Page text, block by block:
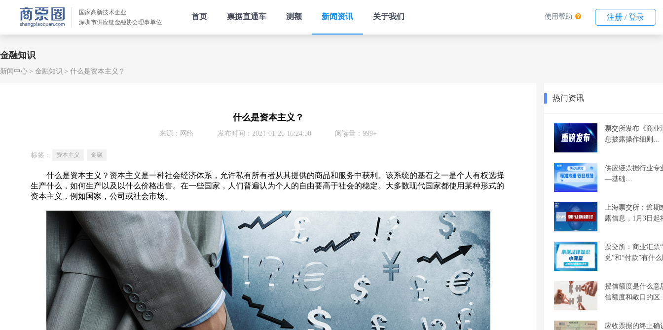
国家高新技术企业
深圳市供应链金融协会理事单位
首页 票据直通车 测额 新闻资讯 关于我们 使用帮助 注册 / 登录
金融知识
新闻中心 金融知识 什么是资本主义？
什么是资本主义？
来源：网络 发布时间：2021-01-26 16:24:50 阅读量：999+
标签： 资本主义 金融
什么是资本主义？资本主义是一种社会经济体系，允许私有所有者从其提供的商品和服务中获利。该系统的基石之一是个人有权选择
生产什么，如何生产以及以什么价格出售。在一些国家，人们普遍认为个人的自由要高于社会的稳定。大多数现代国家都使用某种形式的
资本主义，例如国家，公司或社会市场。
热门资讯
票交所发布《商业
息披露操作细则…
供应链票据行业专
—基础…
上海票交所：逾期
露信息，1月3日
票交所：商业汇票
兑”和“付款”有什
授信额度是什么意
信额度和敞口的
应收票据的终止确